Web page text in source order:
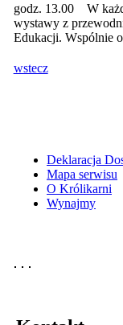
godz. 13.00 W
wystawy z
Edukacji. Wspólnie
wstecz
Deklaracja
Mapa serwisu
O Królikarni
Wynajmy